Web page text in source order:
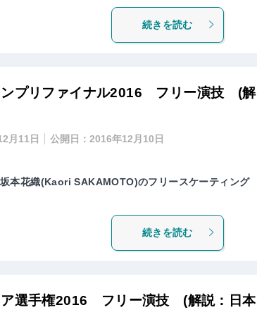
続きを読む
プリファイナル2016 フリー演技 (解
月11日 公開日：2016年12月10日
本花織(Kaori SAKAMOTO)のフリースケーティング
続きを読む
選手権2016 フリー演技 (解説：日本